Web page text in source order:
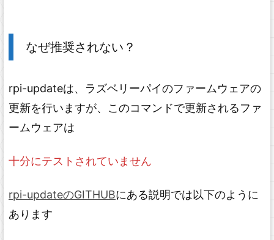
なぜ推奨されない？
rpi-updateは、ラズベリーパイのファームウェアの
更新を行いますが、このコマンドで更新されるファ
ームウェアは
十分にテストされていません
rpi-updateのGITHUBにある説明では以下のように
あります